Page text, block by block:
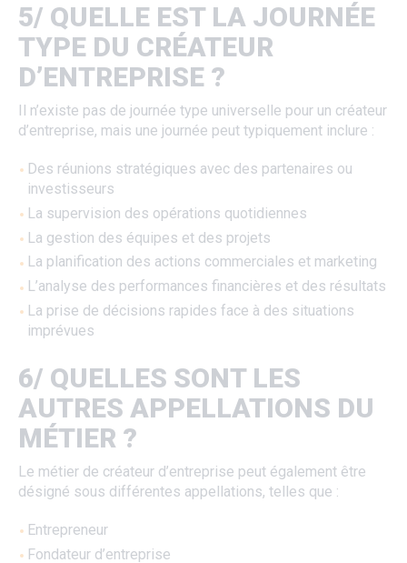
5/ QUELLE EST LA JOURNÉE
TYPE DU CRÉATEUR
D’ENTREPRISE ?
Il n’existe pas de journée type universelle pour un créateur
d’entreprise, mais une journée peut typiquement inclure :
Des réunions stratégiques avec des partenaires ou
investisseurs
La supervision des opérations quotidiennes
La gestion des équipes et des projets
La planification des actions commerciales et marketing
L’analyse des performances financières et des résultats
La prise de décisions rapides face à des situations
imprévues
6/ QUELLES SONT LES
AUTRES APPELLATIONS DU
MÉTIER ?
Le métier de créateur d’entreprise peut également être
désigné sous différentes appellations, telles que :
Entrepreneur
Fondateur d’entreprise